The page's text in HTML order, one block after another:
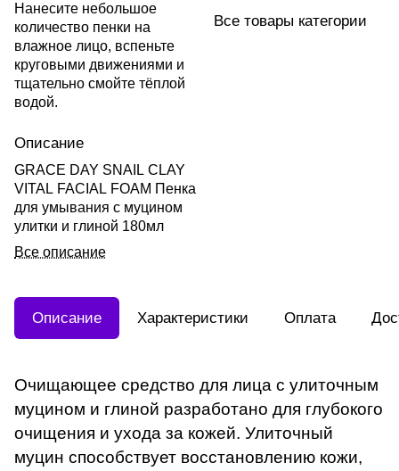
Нанесите небольшое
количество пенки на
влажное лицо, вспеньте
круговыми движениями и
тщательно смойте тёплой
водой.
Описание
GRACE DAY SNAIL CLAY
VITAL FACIAL FOAM Пенка
для умывания с муцином
улитки и глиной 180мл
Все описание
Все товары категории
Описание Характеристики Оплата
Очищающее средство для лица с улиточным
муцином и глиной разработано для глубокого
очищения и ухода за кожей. Улиточный
муцин способствует восстановлению кожи,